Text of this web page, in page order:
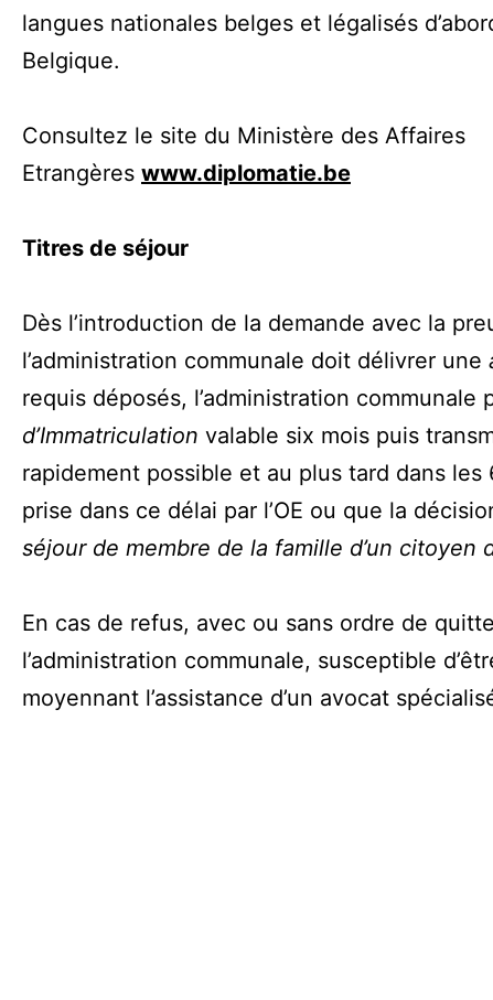
langues nationales belges et légalisés
Belgique.
Consultez le site du Ministère des Affaires
Etrangères www.diplomatie.be
Titres de séjour
Dès l’introduction de la demande avec la
l’administration communale doit délivrer une
requis déposés, l’administration
d’Immatriculation valable six mois puis
rapidement possible et au plus tard dans les
prise dans ce délai par l’OE ou que la
séjour de membre de la famille d’un citoyen
En cas de refus, avec ou sans ordre de
l’administration communale, susceptible
moyennant l’assistance d’un avocat